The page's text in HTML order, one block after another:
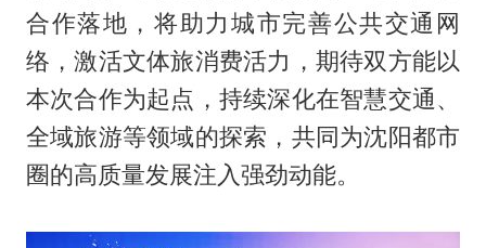
合作落地，将助力城市完善公共交通网
络，激活文体旅消费活力，期待双方能以
本次合作为起点，持续深化在智慧交通、
全域旅游等领域的探索，共同为沈阳都市
圈的高质量发展注入强劲动能。